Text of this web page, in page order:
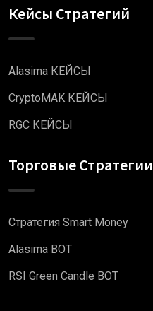
Кейсы Стратегий
Alasima КЕЙСЫ
CryptoMAK КЕЙСЫ
RGC КЕЙСЫ
Торговые Стратегии
Стратегия Smart Money
Alasima BOT
RSI Green Candle BOT